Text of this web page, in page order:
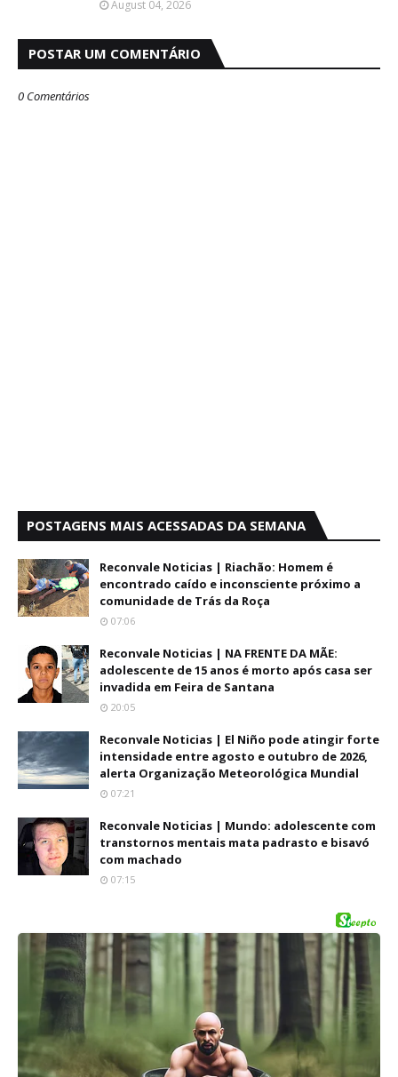
August 04, 2026
POSTAR UM COMENTÁRIO
0 Comentários
POSTAGENS MAIS ACESSADAS DA SEMANA
Reconvale Noticias | Riachão: Homem é
encontrado caído e inconsciente próximo a
comunidade de Trás da Roça
07:06
Reconvale Noticias | NA FRENTE DA MÃE:
adolescente de 15 anos é morto após casa ser
invadida em Feira de Santana
20:05
Reconvale Noticias | El Niño pode atingir forte
intensidade entre agosto e outubro de 2026,
alerta Organização Meteorológica Mundial
07:21
Reconvale Noticias | Mundo: adolescente com
transtornos mentais mata padrasto e bisavó
com machado
07:15